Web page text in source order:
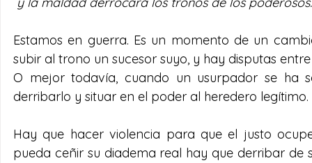
Estamos en guerra. Es un momento de un
subir al trono un sucesor suyo, y hay disputas
O mejor todavía, cuando un usurpador se
derribarlo y situar en el poder al heredero legítimo.
Hay que hacer violencia para que el justo
pueda ceñir su diadema real hay que derribar de